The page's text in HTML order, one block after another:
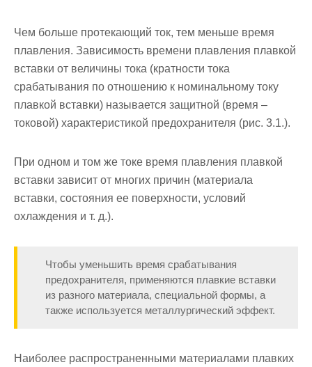
Чем больше протекающий ток, тем меньше время
плавления. За­висимость времени плавления плавкой
вставки от величины тока (кратности тока
срабатывания по отношению к номинальному току
плавкой вставки) называется защитной (время –
токовой) характери­стикой предохранителя (рис. 3.1.).
При одном и том же токе время плавления плавкой
вставки зависит от многих причин (материала
вставки, состояния ее поверхности, условий
охлаждения и т. д.).
Что­бы уменьшить время срабатывания
предохранителя, применяются плавкие вставки
из разного материала, специальной формы, а
также используется металлургический эффект.
Наиболее распространенными материалами плавких